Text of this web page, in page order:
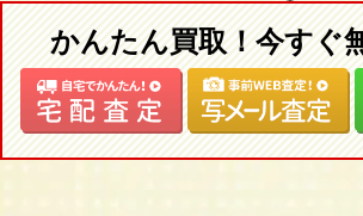
かんたん買取！今すぐ